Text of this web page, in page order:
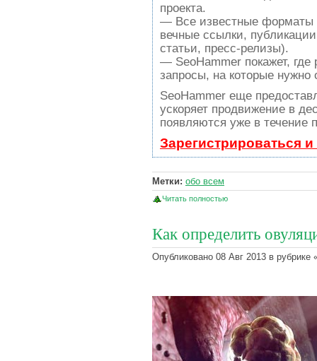
проекта.
— Все известные форматы
вечные ссылки,
статьи, пресс-релизы).
— SeoHammer покажет, где
запросы, на которые нужно
SeoHammer еще
ускоряет продвижение в
появляются уже в течение
Зарегистрироваться
Метки: обо всем
Читать полностью
Как определить
Опубликовано 08 Авг 2013 в рубрике